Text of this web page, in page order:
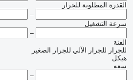
القدرة المطلوبة للجرار
–
سرعة التشغيل
–
الفئة
للجرار للجرار الآلي للجرار الصغير
هيكل
سعة
–